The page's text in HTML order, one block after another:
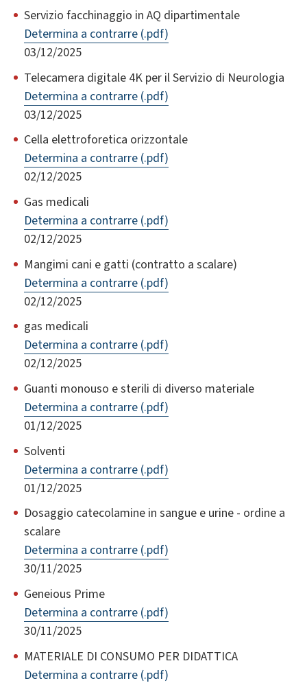
Servizio facchinaggio in AQ dipartimentale
Determina a contrarre (.pdf)
03/12/2025
Telecamera digitale 4K per il Servizio di Neurologia
Determina a contrarre (.pdf)
03/12/2025
Cella elettroforetica orizzontale
Determina a contrarre (.pdf)
02/12/2025
Gas medicali
Determina a contrarre (.pdf)
02/12/2025
Mangimi cani e gatti (contratto a scalare)
Determina a contrarre (.pdf)
02/12/2025
gas medicali
Determina a contrarre (.pdf)
02/12/2025
Guanti monouso e sterili di diverso materiale
Determina a contrarre (.pdf)
01/12/2025
Solventi
Determina a contrarre (.pdf)
01/12/2025
Dosaggio catecolamine in sangue e urine - ordine a
scalare
Determina a contrarre (.pdf)
30/11/2025
Geneious Prime
Determina a contrarre (.pdf)
30/11/2025
MATERIALE DI CONSUMO PER DIDATTICA
Determina a contrarre (.pdf)